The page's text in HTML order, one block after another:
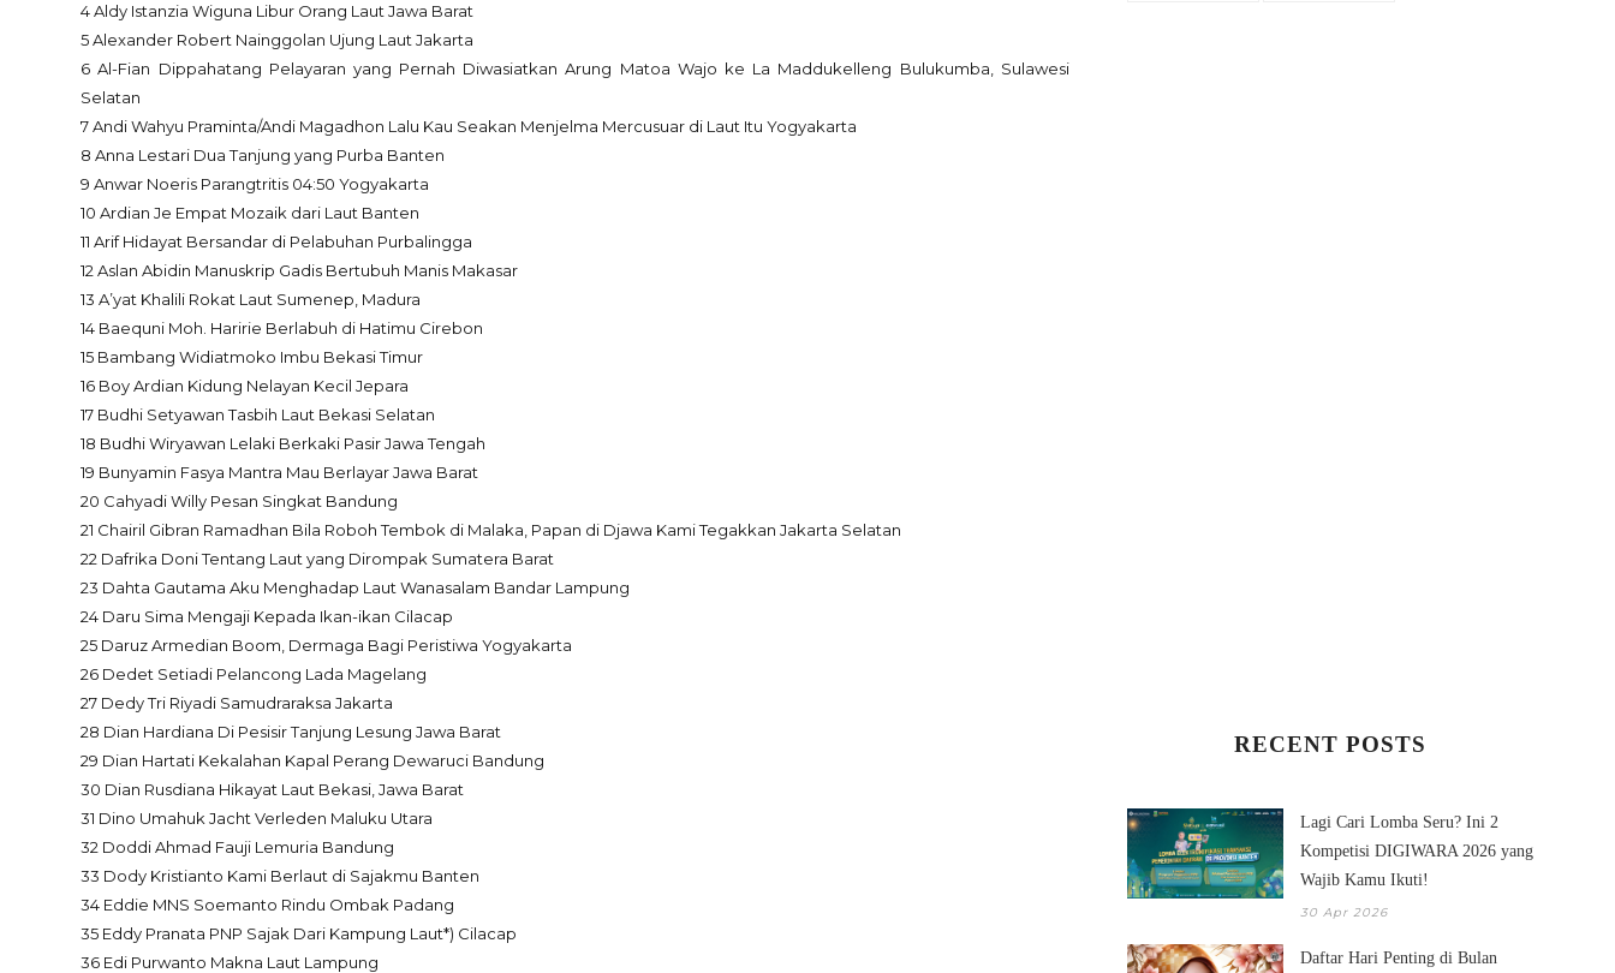
4 Aldy Istanzia Wiguna Libur Orang Laut Jawa Barat
5 Alexander Robert Nainggolan Ujung Laut Jakarta
6 Al-Fian Dippahatang Pelayaran yang Pernah Diwasiatkan Arung Matoa Wajo ke La Maddukelleng Bulukumba, Sulawesi
Selatan
7 Andi Wahyu Praminta/Andi Magadhon Lalu Kau Seakan Menjelma Mercusuar di Laut Itu Yogyakarta
8 Anna Lestari Dua Tanjung yang Purba Banten
9 Anwar Noeris Parangtritis 04:50 Yogyakarta
10 Ardian Je Empat Mozaik dari Laut Banten
11 Arif Hidayat Bersandar di Pelabuhan Purbalingga
12 Aslan Abidin Manuskrip Gadis Bertubuh Manis Makasar
13 A’yat Khalili Rokat Laut Sumenep, Madura
14 Baequni Moh. Haririe Berlabuh di Hatimu Cirebon
15 Bambang Widiatmoko Imbu Bekasi Timur
16 Boy Ardian Kidung Nelayan Kecil Jepara
17 Budhi Setyawan Tasbih Laut Bekasi Selatan
18 Budhi Wiryawan Lelaki Berkaki Pasir Jawa Tengah
19 Bunyamin Fasya Mantra Mau Berlayar Jawa Barat
20 Cahyadi Willy Pesan Singkat Bandung
21 Chairil Gibran Ramadhan Bila Roboh Tembok di Malaka, Papan di Djawa Kami Tegakkan Jakarta Selatan
22 Dafrika Doni Tentang Laut yang Dirompak Sumatera Barat
23 Dahta Gautama Aku Menghadap Laut Wanasalam Bandar Lampung
24 Daru Sima Mengaji Kepada Ikan-ikan Cilacap
25 Daruz Armedian Boom, Dermaga Bagi Peristiwa Yogyakarta
26 Dedet Setiadi Pelancong Lada Magelang
27 Dedy Tri Riyadi Samudraraksa Jakarta
28 Dian Hardiana Di Pesisir Tanjung Lesung Jawa Barat
29 Dian Hartati Kekalahan Kapal Perang Dewaruci Bandung
30 Dian Rusdiana Hikayat Laut Bekasi, Jawa Barat
31 Dino Umahuk Jacht Verleden Maluku Utara
32 Doddi Ahmad Fauji Lemuria Bandung
33 Dody Kristianto Kami Berlaut di Sajakmu Banten
34 Eddie MNS Soemanto Rindu Ombak Padang
35 Eddy Pranata PNP Sajak Dari Kampung Laut*) Cilacap
36 Edi Purwanto Makna Laut Lampung
RECENT POSTS
Lagi Cari Lomba Seru? Ini 2
Kompetisi DIGIWARA 2026 yang
Wajib Kamu Ikuti!
30 Apr 2026
Daftar Hari Penting di Bulan